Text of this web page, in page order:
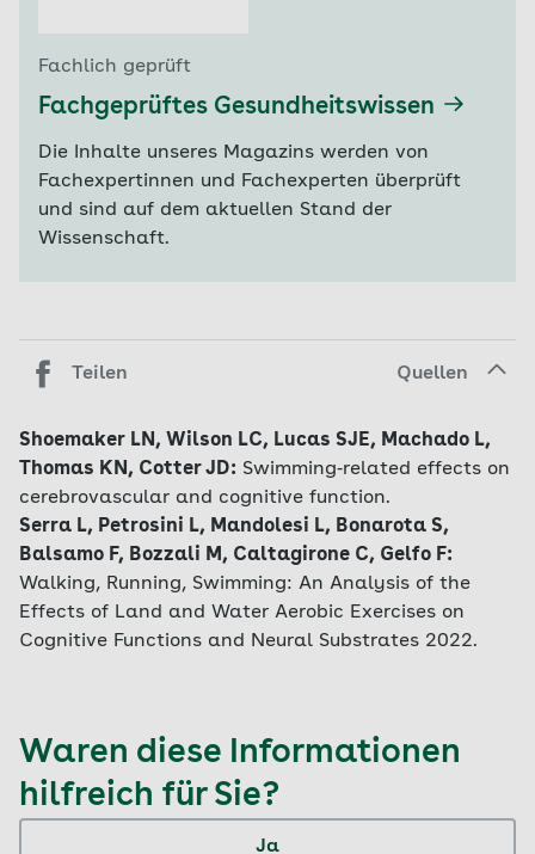
Fachlich geprüft
Fachgeprüftes Gesundheitswissen
Die Inhalte unseres Magazins werden von
Fachexpertinnen und Fachexperten überprüft
und sind auf dem aktuellen Stand der
Wissenschaft.
Teilen Quellen
Shoemaker LN, Wilson LC, Lucas SJE, Machado L,
Thomas KN, Cotter JD: Swimming‐related effects on
cerebrovascular and cognitive function.
Serra L, Petrosini L, Mandolesi L, Bonarota S,
Balsamo F, Bozzali M, Caltagirone C, Gelfo F:
Walking, Running, Swimming: An Analysis of the
Effects of Land and Water Aerobic Exercises on
Cognitive Functions and Neural Substrates 2022.
Waren diese Informationen
hilfreich für Sie?
Ja